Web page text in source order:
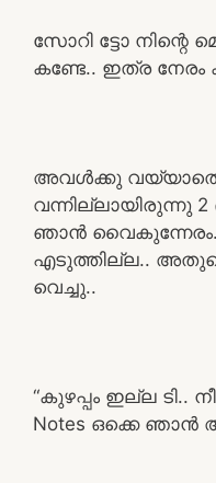
സോറി ട്ടോ നിന്റെ
കണ്ടേ.. ഇത്ര നേരം
അവൾക്കു
വന്നില്ലായിരുന്നു
ഞാൻ വൈകുന്നേരം.
എടുത്തില്ല..
വെച്ചു..
“കുഴപ്പം ഇല്ല ടി..
Notes ഒക്കെ ഞാൻ